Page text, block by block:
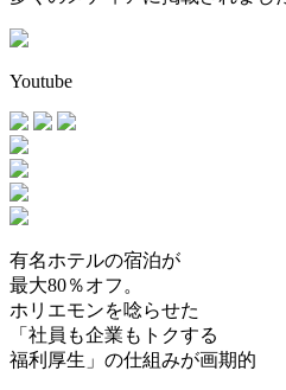
Youtube
有名ホテルの宿泊が
最大80％オフ。
ホリエモンを唸らせた
「社員も企業もトクする
福利厚生」の仕組みが画期的